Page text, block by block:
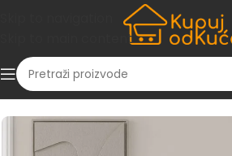
Skip to main content
Početna/Namještaj i dekor